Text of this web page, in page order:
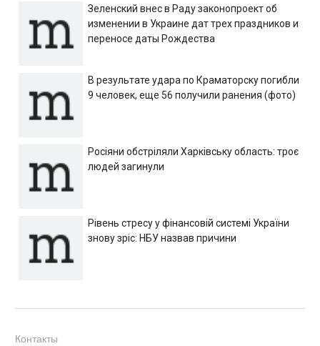
Зеленский внес в Раду законопроект об
изменении в Украине дат трех праздников и
переносе даты Рождества
В результате удара по Краматорску погибли
9 человек, еще 56 получили ранения (фото)
Росіяни обстріляли Харківську область: троє
людей загинули
Рівень стресу у фінансовій системі України
знову зріс: НБУ назвав причини
Контакты